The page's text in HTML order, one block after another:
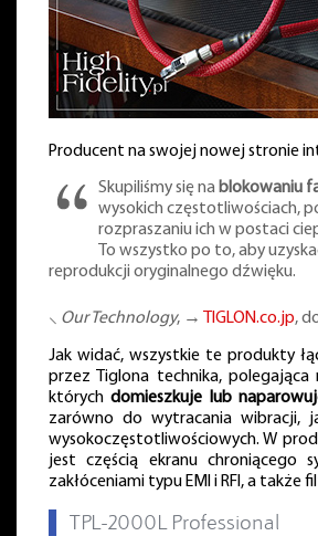
Producent na swojej nowej stronie
Skupiliśmy się nablokowaniu
wysokich częstotliwościach,
rozpraszaniu ich w postaci
To wszystko po to, aby
reprodukcji oryginalnego dźwięku.
⸜ Our Technology, → TIGLON.co.jp,
Jak widać, wszystkie te produkty
przez Tiglona technika,
którychdomieszkuje lub
zarówno do wytracania wibracji,
wysokoczęstotliwościowych. W
jest częścią ekranu chroniącego
zakłóceniami typu EMI i RFI, a także
TPL-2000L Professional